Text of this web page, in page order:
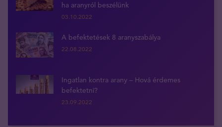
ha aranyról beszélünk
03.10.2022
A befektetések 8 aranyszabálya
22.08.2022
Ingatlan kontra arany – Hová érdemes
befektetni?
23.09.2022